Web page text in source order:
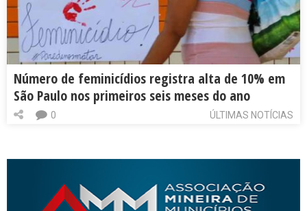
Número de feminicídios registra alta de 10% em
São Paulo nos primeiros seis meses do ano
ÚLTIMAS NOTÍCIAS
0